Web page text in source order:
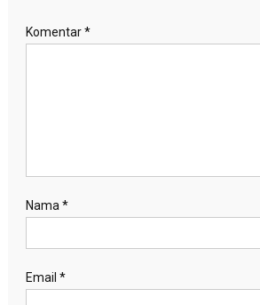
Komentar*
Nama *
Email *